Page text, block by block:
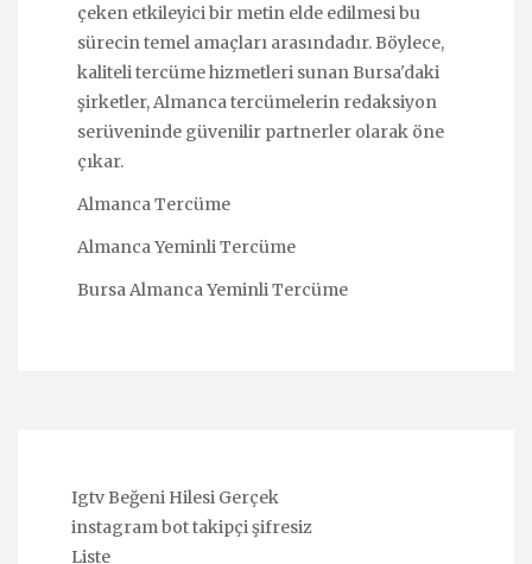
çeken etkileyici bir metin elde edilmesi bu
sürecin temel amaçları arasındadır. Böylece,
kaliteli tercüme hizmetleri sunan Bursa'daki
şirketler, Almanca tercümelerin redaksiyon
serüveninde güvenilir partnerler olarak öne
çıkar.
Almanca Tercüme
Almanca Yeminli Tercüme
Bursa Almanca Yeminli Tercüme
Igtv Beğeni Hilesi Gerçek
instagram bot takipçi şifresiz
Liste